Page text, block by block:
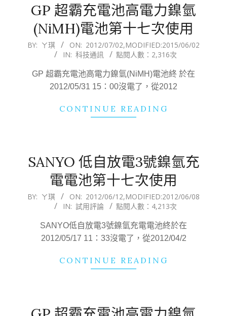
GP 超霸充電池高電力鎳氫
(NiMH)電池第十七次使用
2012-
BY: ㄚ琪 ON: 2012/07/02,MODIFIED:2015/06/02
IN: 科技通訊 點閱人數：2,316次
GP 超霸充電池高電力鎳氫(NiMH)電池終 於在
2012/05/31 15：00沒電了，從2012
CONTINUE READING
SANYO 低自放電3號鎳氫充
電電池第十七次使用
2012-
BY: ㄚ琪 ON: 2012/06/12,MODIFIED:2012/06/08
IN: 試用評論 點閱人數：4,213次
SANYO低自放電3號鎳氫充電電池終於在
2012/05/17 11：33沒電了，從2012/04/2
CONTINUE READING